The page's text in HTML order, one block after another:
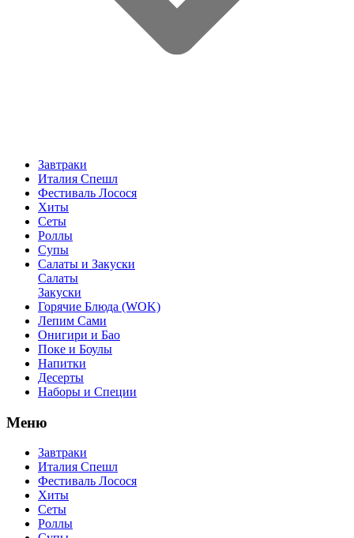
Завтраки
Италия Спешл
Фестиваль Лосося
Хиты
Сеты
Роллы
Супы
Салаты и Закуски
Салаты
Закуски
Горячие Блюда (WOK)
Лепим Сами
Онигири и Бао
Поке и Боулы
Напитки
Десерты
Наборы и Специи
Меню
Завтраки
Италия Спешл
Фестиваль Лосося
Хиты
Сеты
Роллы